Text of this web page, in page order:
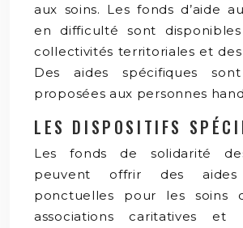
aux soins. Les fonds d’aide
en difficulté sont
collectivités territoriales et des
Des aides spécifiques
proposées aux personnes
LES DISPOSITIFS
Les fonds de solidarité
peuvent offrir des aides
ponctuelles pour les soins
associations caritatives et